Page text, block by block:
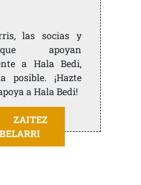
las socias y
apoyan
a Hala Bedi,
posible. ¡Hazte
a Hala Bedi!
ZAITEZ